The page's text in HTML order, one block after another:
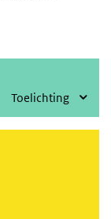
Toelichting